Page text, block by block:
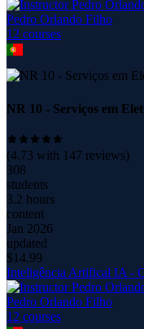
Pedro Orlando Filho
12 courses
NR 10 - Serviços em
(4.73 with 147 reviews)
308
students
3.2 hours
content
Jan 2026
updated
$14.99
Inteligência Artifical IA -
Pedro Orlando Filho
12 courses